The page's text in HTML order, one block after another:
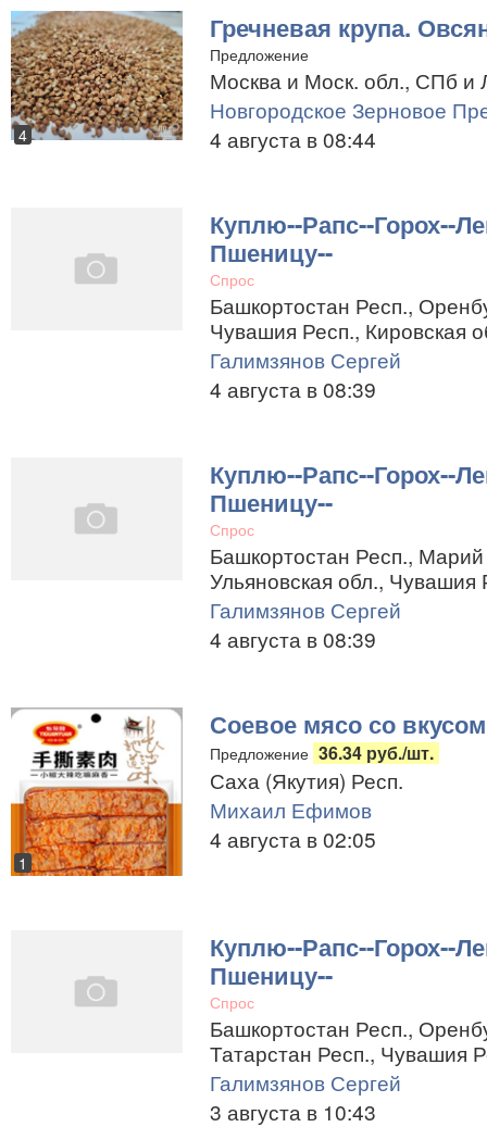
4
Гречневая крупа.
Предложение
Москва и Моск. обл., СПб и
Новгородское Зерновое
4 августа в 08:44
Куплю--Рапс--Горох--
Пшеницу--
Спрос
Башкортостан Респ.,
Чувашия Респ., Кировская
Галимзянов Сергей
4 августа в 08:39
Куплю--Рапс--Горох--
Пшеницу--
Спрос
Башкортостан Респ.,
Ульяновская обл., Чувашия
Галимзянов Сергей
4 августа в 08:39
1
Соевое мясо со
Предложение 36.34 руб./шт.
Саха (Якутия) Респ.
Михаил Ефимов
4 августа в 02:05
Куплю--Рапс--Горох--
Пшеницу--
Спрос
Башкортостан Респ.,
Татарстан Респ., Чувашия
Галимзянов Сергей
3 августа в 10:43